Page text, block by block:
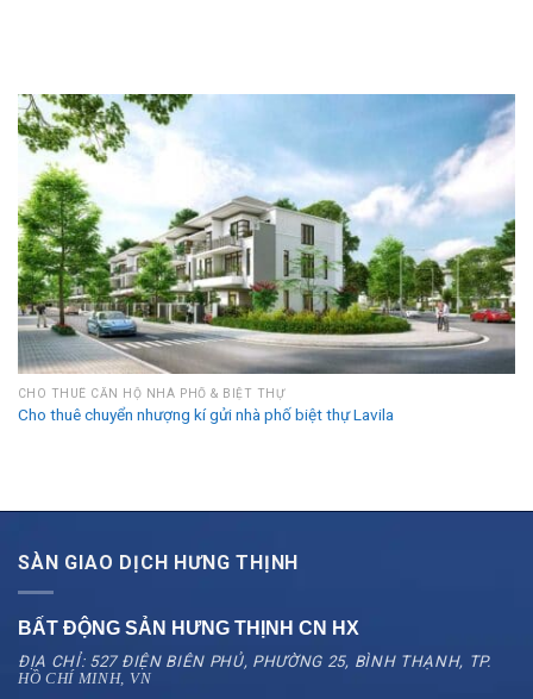
CHO THUÊ CĂN HỘ NHÀ PHỐ & BIỆT THỰ
Cho thuê chuyển nhượng kí gửi nhà phố biệt thự Lavila
SÀN GIAO DỊCH HƯNG THỊNH
BẤT ĐỘNG SẢN HƯNG THỊNH CN HX
ĐỊA CHỈ: 527 ĐIỆN BIÊN PHỦ, PHƯỜNG 25, BÌNH THẠNH, TP.
HỒ CHÍ MINH, VN